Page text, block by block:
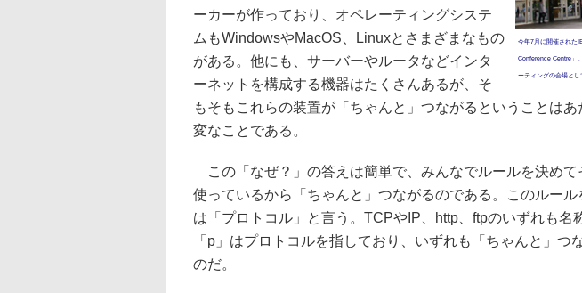
今年7月に開催された
Conference Centre」
ーティングの会場とし
ーカーが作っており、オペレーティングシステ
ムもWindowsやMacOS、Linuxとさまざまなもの
がある。他にも、サーバーやルータなどインタ
ーネットを構成する機器はたくさんあるが、そ
もそもこれらの装置が「ちゃんと」つながるということは
変なことである。
この「なぜ？」の答えは簡単で、みんなでルールを決めて
使っているから「ちゃんと」つながるのである。このルー
は「プロトコル」と言う。TCPやIP、http、ftpのいずれも名
「p」はプロトコルを指しており、いずれも「ちゃんと」つ
のだ。